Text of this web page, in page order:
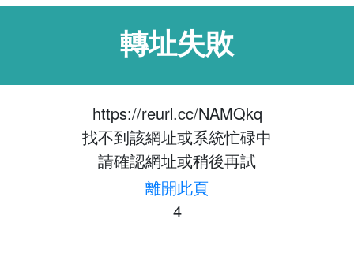
轉址失敗
https://reurl.cc/NAMQkq
找不到該網址或系統忙碌中
請確認網址或稍後再試
離開此頁
4